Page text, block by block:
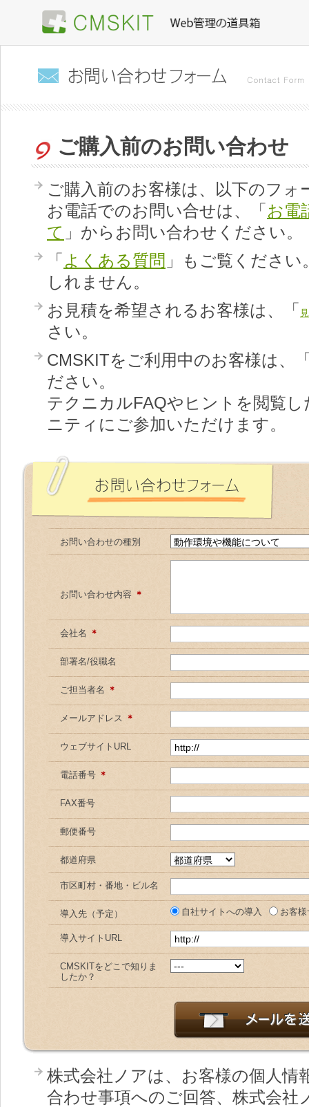
ー
ョ
ン
飛
ご購入前のお問い合わせ
ご購入前のお客様は、以下のフ
お電話でのお問い合せは、「 お電
て 」からお問い合わせください。
「 よくある質問 」もご覧くださ
しれません。
お見積を希望されるお客様は、「
さい。
CMSKITをご利用中のお客様は、
ださい。
テクニカルFAQやヒントを閲覧
ニティにご参加いただけます。
お問い合わせの種別
お問い合わせ内容 ＊
会社名 ＊
部署名/役職名
ご担当者名 ＊
メールアドレス ＊
ウェブサイトURL
電話番号 ＊
FAX番号
郵便番号
都道府県
市区町村・番地・ビル名
導入先（予定） 自社サイトへの導入 お客
導入サイトURL
CMSKITをどこで知りま
したか？
株式会社ノアは、お客様の個人情
合わせ事項へのご回答、株式会社